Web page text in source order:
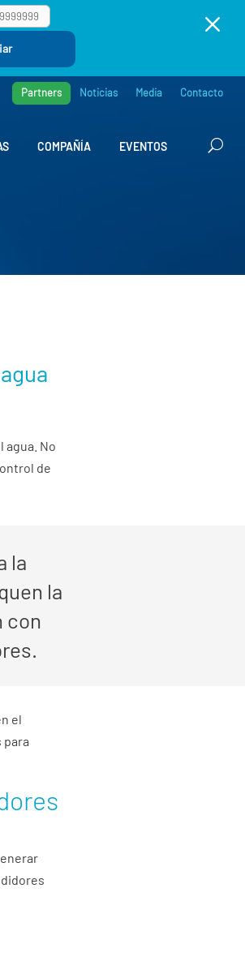
M
Partners Noticias Media Contacto
COMPAÑÍA EVENTOS
agua. No
de
la
la
con
el
para